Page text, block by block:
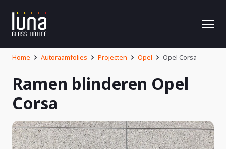
Home Autoraamfolies Projecten Opel Opel Corsa
Ramen blinderen Opel
Corsa